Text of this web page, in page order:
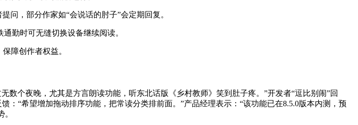
问，部分作家如“会说话的肘子”会定期回复。
勤时可无缝切换设备继续阅读。
障创作者权益。
数个夜晚，尤其是方言朗读功能，听东北话版《乡村教师》笑到肚子疼。”开发者“逗比别闹”回
：“希望增加拖动排序功能，把常读分类排前面。”产品经理表示：“该功能已在8.5.0版本内测，预